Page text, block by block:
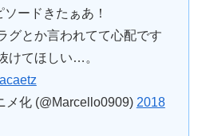
ードきたぁあ！
グとか言われてて心配です
けてほしい…。
メ化 (@Marcello0909) 2018